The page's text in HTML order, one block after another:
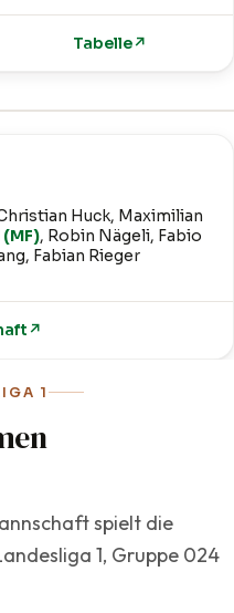
Tabelle↗
Huck, Maximilian
, Robin Nägeli, Fabio
Fabian Rieger
↗
1
spielt die
1, Gruppe 024